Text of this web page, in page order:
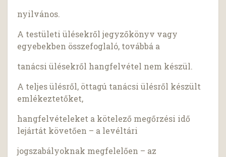
nyilvános.
A testületi ülésekről jegyzőkönyv vagy
egyebekben összefoglaló, továbbá a
tanácsi ülésekről hangfelvétel nem készül.
A teljes ülésről, öttagú tanácsi ülésről készült
emlékeztetőket,
hangfelvételeket a kötelező megőrzési idő
lejártát követően – a levéltári
jogszabályoknak megfelelően – az